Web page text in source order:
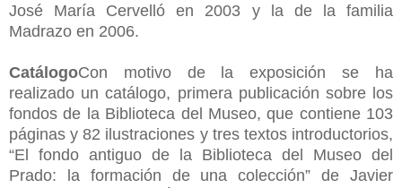
José María Cervelló en 2003 y la de la familia
Madrazo en 2006.
CatálogoCon motivo de la exposición se ha
realizado un catálogo, primera publicación sobre los
fondos de la Biblioteca del Museo, que contiene 103
páginas y 82 ilustraciones y tres textos introductorios,
“El fondo antiguo de la Biblioteca del Museo del
Prado: la formación de una colección” de Javier